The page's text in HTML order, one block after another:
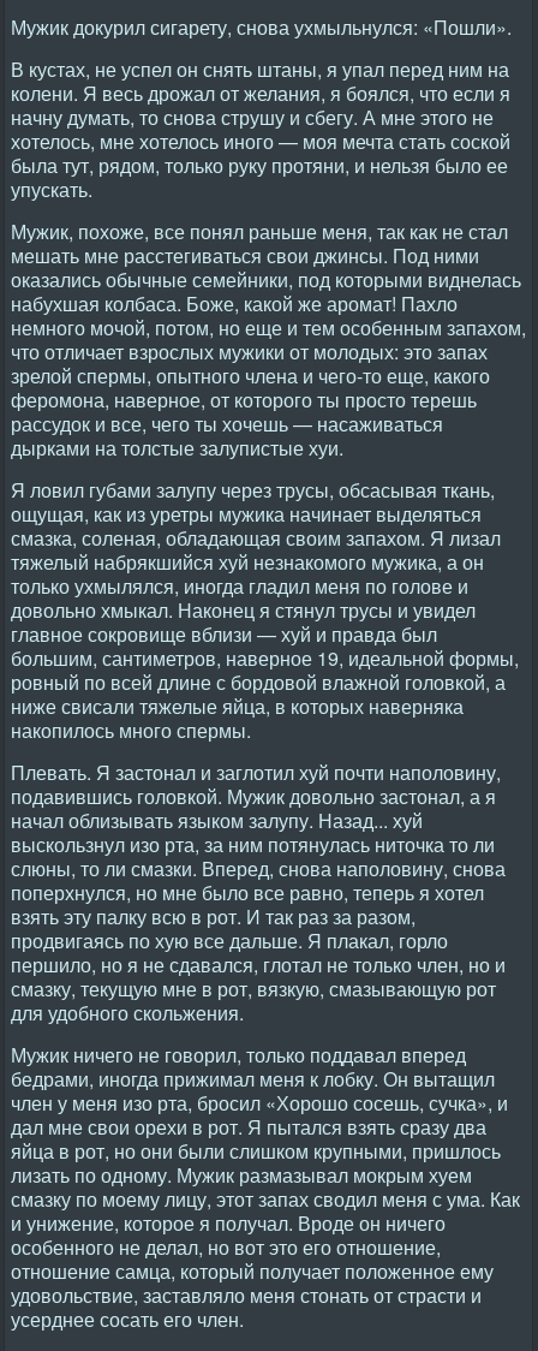
Мужик докурил сигарету, снова ухмыльнулся: «Пошли».
В кустах, не успел он снять штаны, я упал перед ним на
колени. Я весь дрожал от желания, я боялся, что если я
начну думать, то снова струшу и сбегу. А мне этого не
хотелось, мне хотелось иного — моя мечта стать соской
была тут, рядом, только руку протяни, и нельзя было ее
упускать.
Мужик, похоже, все понял раньше меня, так как не стал
мешать мне расстегиваться свои джинсы. Под ними
оказались обычные семейники, под которыми виднелась
набухшая колбаса. Боже, какой же аромат! Пахло
немного мочой, потом, но еще и тем особенным запахом,
что отличает взрослых мужики от молодых: это запах
зрелой спермы, опытного члена и чего-то еще, какого
феромона, наверное, от которого ты просто терешь
рассудок и все, чего ты хочешь — насаживаться
дырками на толстые залупистые хуи.
Я ловил губами залупу через трусы, обсасывая ткань,
ощущая, как из уретры мужика начинает выделяться
смазка, соленая, обладающая своим запахом. Я лизал
тяжелый набрякшийся хуй незнакомого мужика, а он
только ухмылялся, иногда гладил меня по голове и
довольно хмыкал. Наконец я стянул трусы и увидел
главное сокровище вблизи — хуй и правда был
большим, сантиметров, наверное 19, идеальной формы,
ровный по всей длине с бордовой влажной головкой, а
ниже свисали тяжелые яйца, в которых наверняка
накопилось много спермы.
Плевать. Я застонал и заглотил хуй почти наполовину,
подавившись головкой. Мужик довольно застонал, а я
начал облизывать языком залупу. Назад... хуй
выскользнул изо рта, за ним потянулась ниточка то ли
слюны, то ли смазки. Вперед, снова наполовину, снова
поперхнулся, но мне было все равно, теперь я хотел
взять эту палку всю в рот. И так раз за разом,
продвигаясь по хую все дальше. Я плакал, горло
першило, но я не сдавался, глотал не только член, но и
смазку, текущую мне в рот, вязкую, смазывающую рот
для удобного скольжения.
Мужик ничего не говорил, только поддавал вперед
бедрами, иногда прижимал меня к лобку. Он вытащил
член у меня изо рта, бросил «Хорошо сосешь, сучка», и
дал мне свои орехи в рот. Я пытался взять сразу два
яйца в рот, но они были слишком крупными, пришлось
лизать по одному. Мужик размазывал мокрым хуем
смазку по моему лицу, этот запах сводил меня с ума. Как
и унижение, которое я получал. Вроде он ничего
особенного не делал, но вот это его отношение,
отношение самца, который получает положенное ему
удовольствие, заставляло меня стонать от страсти и
усерднее сосать его член.